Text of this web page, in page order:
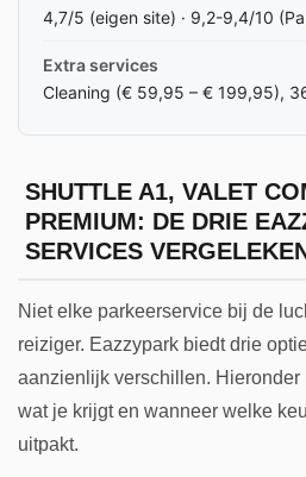
4,7/5 (eigen site) · 9,2-9,4/10
Extra services
Cleaning (€ 59,95 – € 199,95),
SHUTTLE A1, VALET
PREMIUM: DE DRIE
SERVICES
Niet elke parkeerservice bij de
reiziger. Eazzypark biedt drie
aanzienlijk verschillen.
wat je krijgt en wanneer welke
uitpakt.